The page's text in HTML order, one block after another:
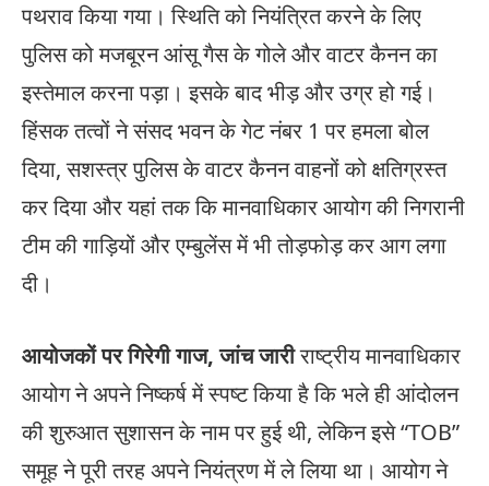
पथराव किया गया। स्थिति को नियंत्रित करने के लिए
पुलिस को मजबूरन आंसू गैस के गोले और वाटर कैनन का
इस्तेमाल करना पड़ा। इसके बाद भीड़ और उग्र हो गई।
हिंसक तत्वों ने संसद भवन के गेट नंबर 1 पर हमला बोल
दिया, सशस्त्र पुलिस के वाटर कैनन वाहनों को क्षतिग्रस्त
कर दिया और यहां तक कि मानवाधिकार आयोग की निगरानी
टीम की गाड़ियों और एम्बुलेंस में भी तोड़फोड़ कर आग लगा
दी।
आयोजकों पर गिरेगी गाज, जांच जारीराष्ट्रीय मानवाधिकार
आयोग ने अपने निष्कर्ष में स्पष्ट किया है कि भले ही आंदोलन
की शुरुआत सुशासन के नाम पर हुई थी, लेकिन इसे “TOB”
समूह ने पूरी तरह अपने नियंत्रण में ले लिया था। आयोग ने